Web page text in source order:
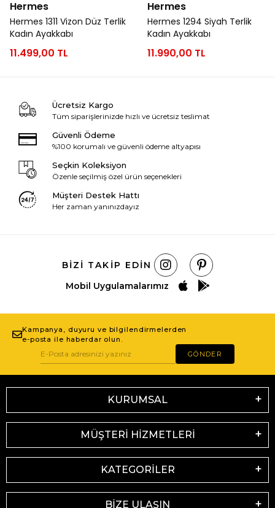
Hermes
Hermes 1311 Vizon Düz Terlik
Kadın Ayakkabı
11.499,00 TL
Hermes
Hermes 1294 Siyah Terlik
Kadın Ayakkabı
11.990,00 TL
Ücretsiz Kargo
Tüm siparişlerinizde hızlı ve ücretsiz teslimat
Güvenli Ödeme
%100 korumalı ve güvenli ödeme altyapısı
Seçkin Koleksiyon
Özenle seçilmiş özel ürün seçenekleri
Müşteri Destek Hattı
Her zaman yanınızdayız
BIZI TAKIP EDIN
Mobil Uygulamalarımız
Kampanya, duyuru ve bilgilendirmelerden
e-posta ile haberdar olun.
GÖNDER
KURUMSAL
MÜŞTERİ HİZMETLERİ
KATEGORİLER
BİZE ULAŞIN